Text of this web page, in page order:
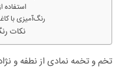
استفاده
رنگ‌آمیزی با
نکات
تخم و تخمه نمادی از نطفه و